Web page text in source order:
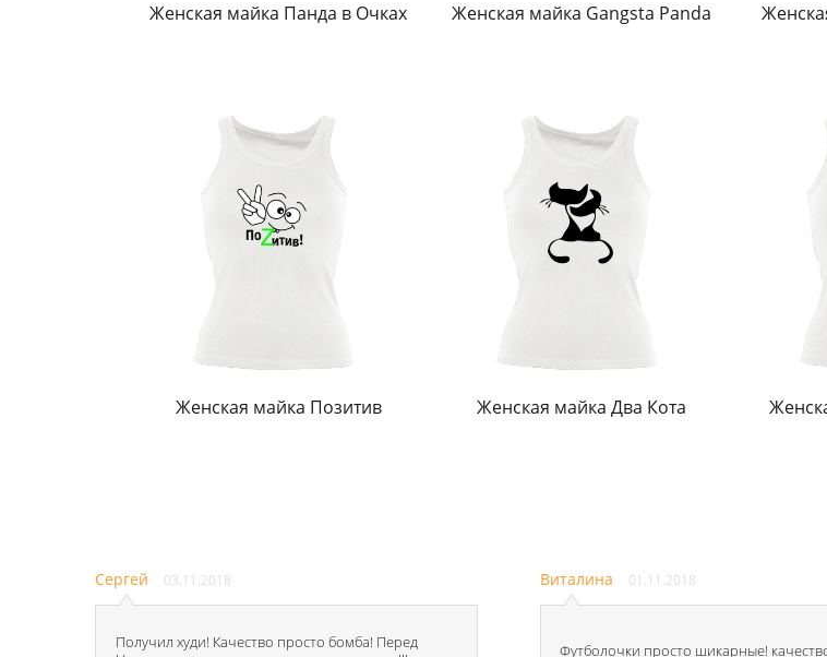
Женская майка Панда в Очках Женская майка Gangsta Panda
Женская майка Позитив Женская майка Два Кота
Сергей 03.11.2018
Получил худи! Качество просто бомба! Перед
Виталина 01.11.2018
Футболочки просто шикарные!